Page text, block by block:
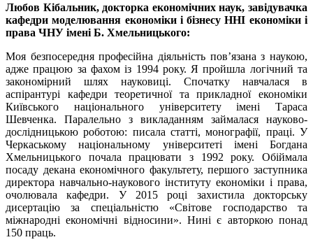
Любов Кібальник, докторка економічних наук, завідувачка
кафедри моделювання економіки і бізнесу ННІ економіки і
права ЧНУ імені Б. Хмельницького:
Моя безпосередня професійна діяльність пов’язана з наукою,
адже працюю за фахом із 1994 року. Я пройшла логічний та
закономірний шлях науковиці. Спочатку навчалася в
аспірантурі кафедри теоретичної та прикладної економіки
Київського національного університету імені Тараса
Шевченка. Паралельно з викладанням займалася науково-
дослідницькою роботою: писала статті, монографії, праці. У
Черкаському національному університеті імені Богдана
Хмельницького почала працювати з 1992 року. Обіймала
посаду декана економічного факультету, першого заступника
директора навчально-наукового інституту економіки і права,
очолювала кафедри. У 2015 році захистила докторську
дисертацію за спеціальністю «Світове господарство та
міжнародні економічні відносини». Нині є авторкою понад
150 праць.